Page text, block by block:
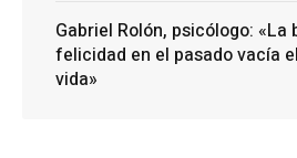
Gabriel Rolón, psicólogo: «La
felicidad en el pasado vacía
vida»